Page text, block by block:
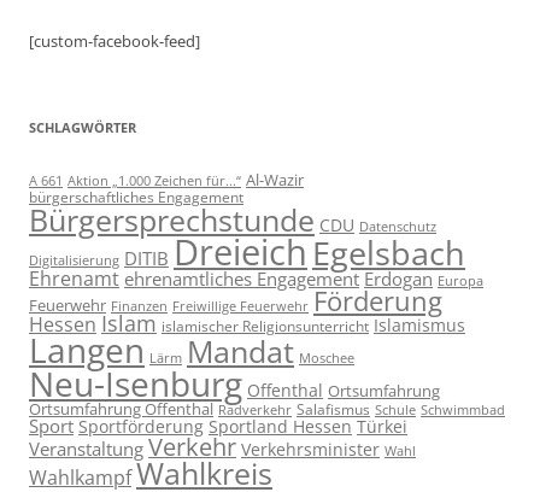
[custom-facebook-feed]
SCHLAGWÖRTER
A 661 Aktion „1.000 Zeichen für...“ Al-Wazir
bürgerschaftliches Engagement
Bürgersprechstunde CDU Datenschutz
Digitalisierung DITIB DreieichEgelsbach
Ehrenamt ehrenamtliches Engagement Erdogan Europa
Feuerwehr Finanzen Freiwillige Feuerwehr Förderung
Hessen Islam islamischer Religionsunterricht Islamismus
Langen Lärm Mandat Moschee
Neu-Isenburg Offenthal Ortsumfahrung
Ortsumfahrung Offenthal Radverkehr Salafismus Schule Schwimmbad
Sport Sportförderung Sportland Hessen Türkei
Veranstaltung Verkehr Verkehrsminister Wahl
WahlkampfWahlkreis